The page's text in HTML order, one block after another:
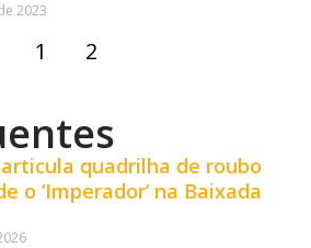
2023
1 2
quadrilha de roubo
o ‘Imperador’ na Baixada